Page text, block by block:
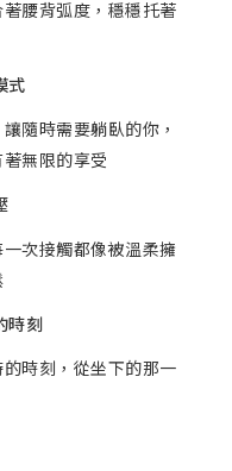
腰背弧度，穩穩托著
式
隨時需要躺臥的你，
無限的享受
次接觸都像被溫柔擁
時刻
時刻，從坐下的那一